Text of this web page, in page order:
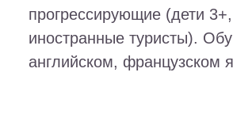
прогрессирующие (дети
иностранные туристы).
английском, французском